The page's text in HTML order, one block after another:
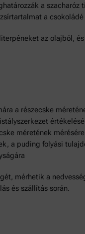
a szacharóz
a
az olajból,
a részecske
méretének
a puding folyási
mérhetik a
és szállítás során.